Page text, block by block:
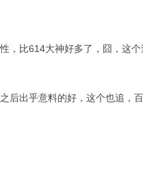
，比614大神好多了，囧，这个
后出乎意料的好，这个也追，